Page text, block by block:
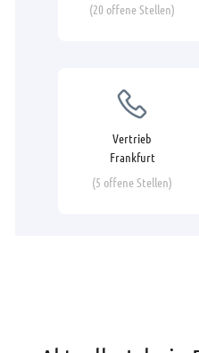
(20 offene Stellen)
Vertrieb
Frankfurt
(5 offene Stellen)